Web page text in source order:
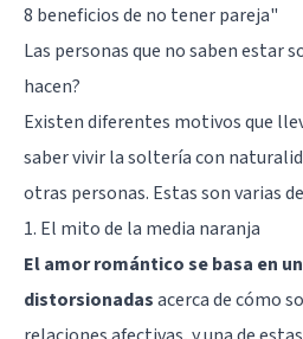
8 beneficios de no tener pareja"
Las personas que no saben estar
hacen?
Existen diferentes motivos que
saber vivir la soltería con
otras personas. Estas son varias
1. El mito de la media naranja
El amor romántico se basa en
distorsionadasacerca de cómo